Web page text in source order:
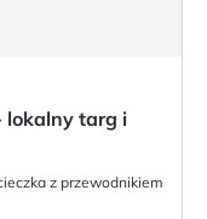
lokalny targ i
z przewodnikiem